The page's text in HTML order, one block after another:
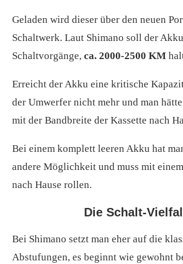
Geladen wird dieser über den neuen
Schaltwerk. Laut Shimano soll der
Schaltvorgänge, ca. 2000-2500 KM
Erreicht der Akku eine kritische
der Umwerfer nicht mehr und man
mit der Bandbreite der Kassette nach
Bei einem komplett leeren Akku hat
andere Möglichkeit und muss mit
nach Hause rollen.
Die Schalt-
Bei Shimano setzt man eher auf die
Abstufungen, es beginnt wie gewohnt